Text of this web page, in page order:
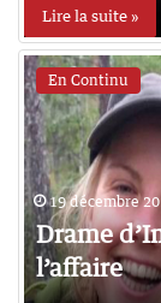
Lire la suite »
En Continu
19 décembre
Drame
l’affaire